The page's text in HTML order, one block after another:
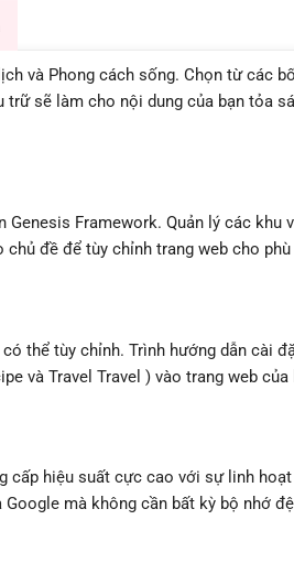
và Phong cách sống. Chọn từ các
sẽ làm cho nội dung của bạn tỏa
Framework. Quản lý các khu
đề để tùy chỉnh trang web cho
thể tùy chỉnh. Trình hướng dẫn cài
và Travel Travel ) vào trang web của
cấp hiệu suất cực cao với sự linh
mà không cần bất kỳ bộ nhớ